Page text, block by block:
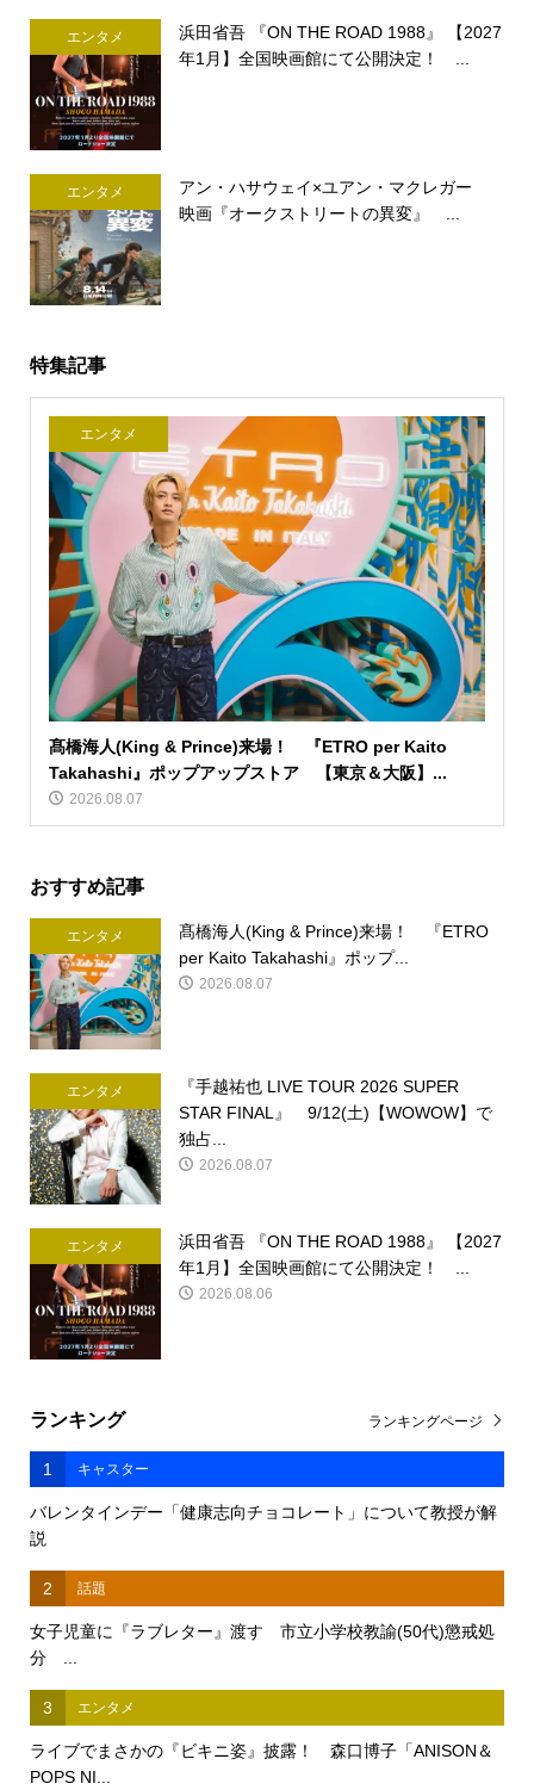
エンタメ
浜田省吾 『ON THE ROAD 1988』 【2027
年1月】全国映画館にて公開決定！ ...
エンタメ
アン・ハサウェイ×ユアン・マクレガー
映画『オークストリートの異変』 ...
特集記事
エンタメ
髙橋海人(King & Prince)来場！ 『ETRO per Kaito
Takahashi』ポップアップストア 【東京＆大阪】...
2026.08.07
おすすめ記事
エンタメ
髙橋海人(King & Prince)来場！ 『ETRO
per Kaito Takahashi』ポップ...
2026.08.07
エンタメ
『手越祐也 LIVE TOUR 2026 SUPER
STAR FINAL』 9/12(土)【WOWOW】で
独占...
2026.08.07
エンタメ
浜田省吾 『ON THE ROAD 1988』 【2027
年1月】全国映画館にて公開決定！ ...
2026.08.06
ランキング
1 キャスター
バレンタインデー「健康志向チョコレート」について教授が解
説
2 話題
女子児童に『ラブレター』渡す 市立小学校教諭(50代)懲戒処
分 ...
3 エンタメ
ライブでまさかの『ビキニ姿』披露！ 森口博子「ANISON＆
POPS NI...
ランキングページ